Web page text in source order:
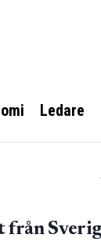
Ledare
från